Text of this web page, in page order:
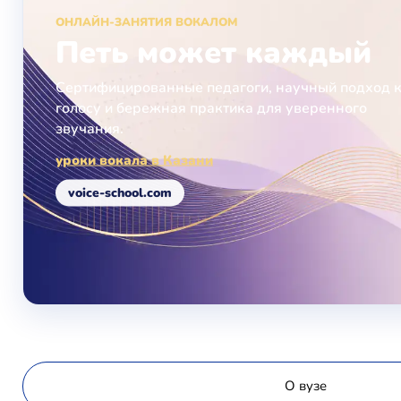
ОНЛАЙН-ЗАНЯТИЯ ВОКАЛОМ
Петь может каждый
Сертифицированные педагоги, научный подход к
голосу и бережная практика для уверенного
звучания.
уроки вокала в Казани
voice-school.com
О вузе